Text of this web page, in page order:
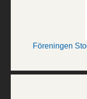
Föreningen